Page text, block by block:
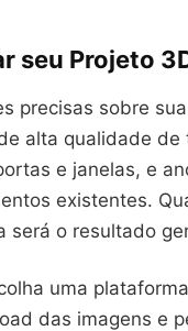
seu Projeto
precisas sobre
alta qualidade de
e janelas, e
existentes.
será o resultado
uma
das imagens e